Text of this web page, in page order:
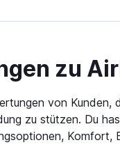
zu
von Kunden,
zu stützen. Du
Komfort,